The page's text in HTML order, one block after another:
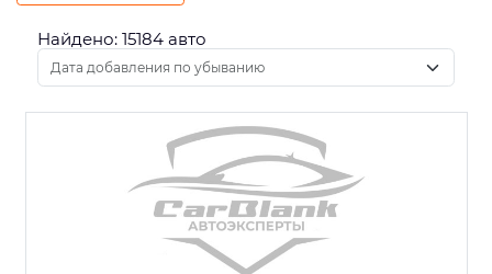
Найдено: 15184 авто